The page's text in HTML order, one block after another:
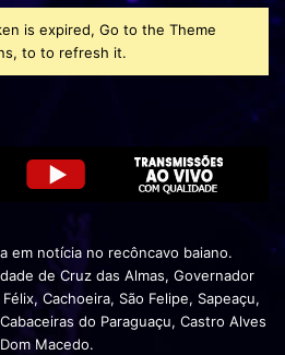
is expired, Go to the Theme
to to refresh it.
em notícia no recôncavo baiano.
de Cruz das Almas, Governador
Cachoeira, São Felipe, Sapeaçu,
do Paraguaçu, Castro Alves
Macedo.